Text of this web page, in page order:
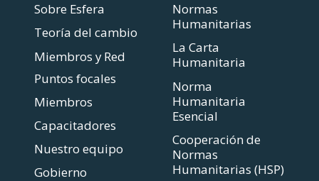
Sobre Esfera
Teoría del cambio
Miembros y Red
Puntos focales
Miembros
Capacitadores
Nuestro equipo
Gobierno
Normas
Humanitarias
La Carta
Humanitaria
Norma
Humanitaria
Esencial
Cooperación de
Normas
Humanitarias (HSP)